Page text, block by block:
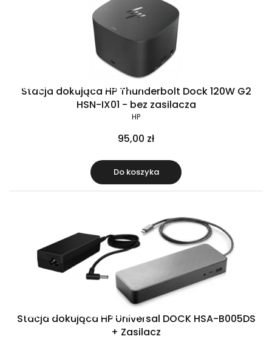
Raty 0% Gratis w zestawie
Stacja dokująca HP Thunderbolt Dock 120W G2
HSN-IX01 - bez zasilacza
HP
95,00 zł
Do koszyka
Raty 0% Gratis w zestawie
Stacja dokująca HP Universal DOCK HSA-B005DS
+ Zasilacz